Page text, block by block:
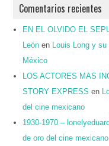
Comentarios recientes
EN EL OLVIDO EL
León en
Louis Long y
México
LOS ACTORES MAS
STORY EXPRESS en
del cine mexicano
1930-1970 –
de oro del cine mexicano